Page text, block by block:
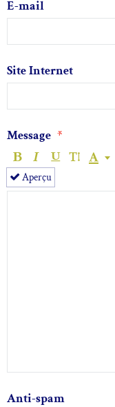
E-mail
Site Internet
Message
Aperçu
Anti-spam